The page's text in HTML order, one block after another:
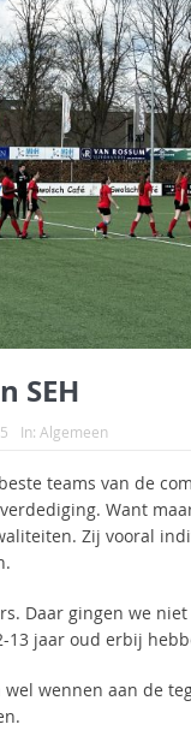
SEH
In: Algemeen
teams van de
Want
Zij vooral
Daar gingen we
13 jaar oud erbij
wennen aan de